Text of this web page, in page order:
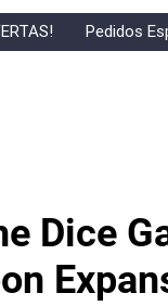
Pedidos
Dice